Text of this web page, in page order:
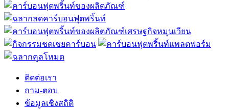
ติดต่อเรา
ถาม-ตอบ
ข้อมูลเชิงสถิติ